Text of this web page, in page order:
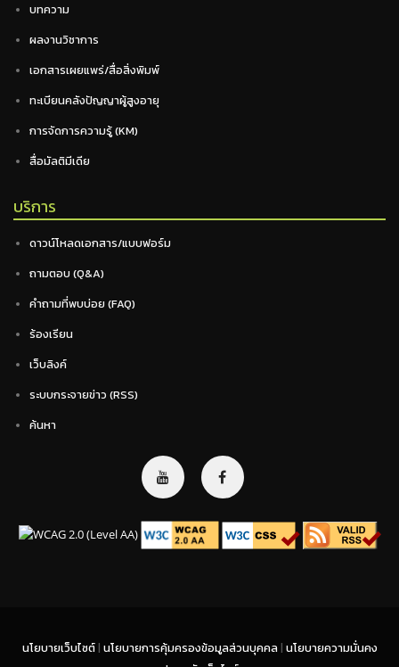
บทความ
ผลงานวิชาการ
เอกสารเผยแพร่/สื่อสิ่งพิมพ์
ทะเบียนคลังปัญญาผู้สูงอายุ
การจัดการความรู้ (KM)
สื่อมัลติมีเดีย
บริการ
ดาวน์โหลดเอกสาร/แบบฟอร์ม
ถามตอบ (Q&A)
คำถามที่พบบ่อย (FAQ)
ร้องเรียน
เว็บลิงค์
ระบบกระจายข่าว (RSS)
ค้นหา
นโยบายเว็บไซต์ | นโยบายการคุ้มครองข้อมูลส่วนบุคคล | นโยบายความมั่นคง